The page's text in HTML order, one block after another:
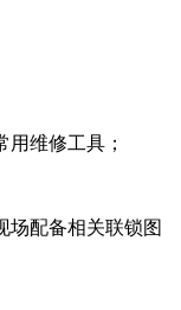
维修工具；
场配备相关联锁图